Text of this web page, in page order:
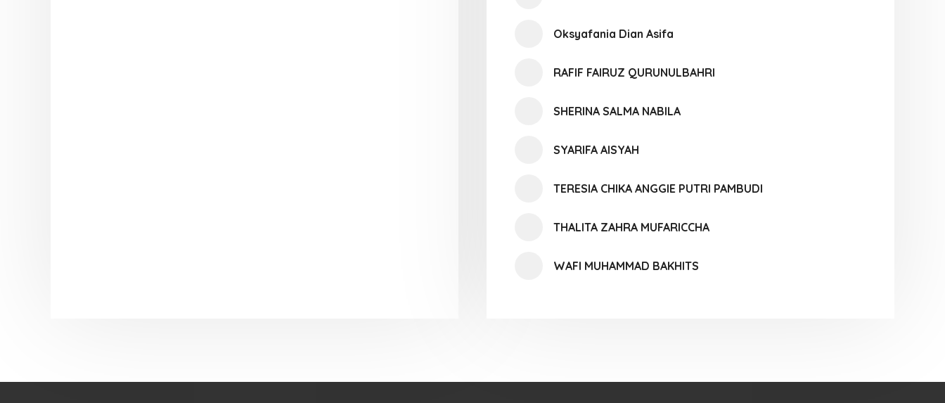
Oksyafania Dian Asifa
RAFIF FAIRUZ QURUNULBAHRI
SHERINA SALMA NABILA
SYARIFA AISYAH
TERESIA CHIKA ANGGIE PUTRI PAMBUDI
THALITA ZAHRA MUFARICCHA
WAFI MUHAMMAD BAKHITS